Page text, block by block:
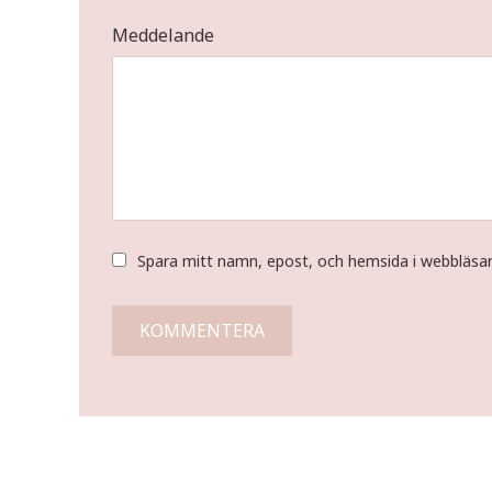
Meddelande
Spara mitt namn, epost, och hemsida i